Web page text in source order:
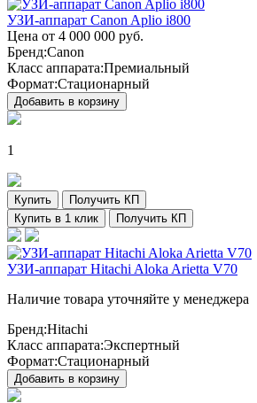
УЗИ-аппарат Canon Aplio i800
Цена от 4 000 000 руб.
Бренд:Canon
Класс аппарата:Премиальный
Формат:Стационарный
Добавить в корзину
1
Купить
Получить КП
Купить в 1 клик
Получить КП
УЗИ-аппарат Hitachi Aloka Arietta V70
Наличие товара уточняйте у менеджера
Бренд:Hitachi
Класс аппарата:Экспертный
Формат:Стационарный
Добавить в корзину